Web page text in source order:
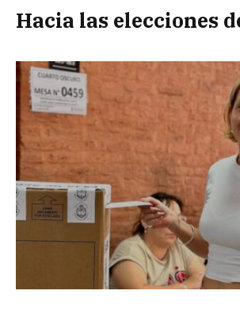
Hacia las elecciones